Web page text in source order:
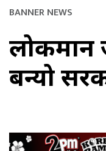
BANNER NEWS
लोकमान
बन्यो